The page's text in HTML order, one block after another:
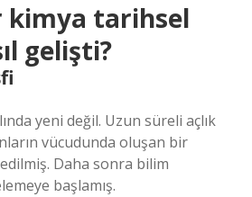
kimya tarihsel
gelişti?
yeni değil. Uzun süreli açlık
vücudunda oluşan bir
Daha sonra bilim
başlamış.